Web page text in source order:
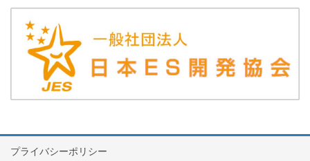
プライバシーポリシー